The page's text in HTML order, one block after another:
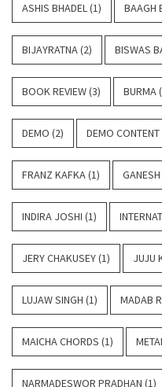
ASHIS BHADEL(1) BAAGH
BIJAYRATNA(2) BISWAS
BOOK REVIEW(3) BURMA
DEMO (2) DEMO CONTENT
FRANZ KAFKA(1)
INDIRA JOSHI (1)
JERY CHAKUSEY(1) JUJU
LUJAW SINGH (1) MADAB
MAICHA CHORDS (1)
NARMADESWOR PRADHAN (1)